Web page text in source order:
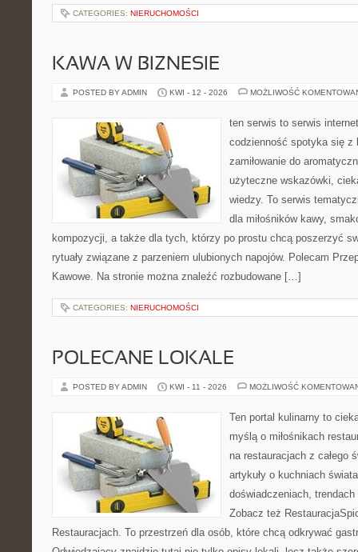
CATEGORIES: NIERUCHOMOŚCI
KAWA W BIZNESIE
POSTED BY ADMIN KWI - 12 - 2026 MOŻLIWOŚĆ
ten serwis to serwis
codzienność spotyka się z
zamiłowanie do
użyteczne wskazówki,
wiedzy. To serwis
dla miłośników kawy,
kompozycji, a także dla tych, którzy po prostu chcą poszerzyć
rytuały związane z parzeniem ulubionych napojów. Polecam
Kawowe. Na stronie można znaleźć rozbudowane […]
CATEGORIES: NIERUCHOMOŚCI
POLECANE LOKALE
POSTED BY ADMIN KWI - 11 - 2026 MOŻLIWOŚĆ
Ten portal kulinarny to
myślą o miłośnikach
na restauracjach z całego
artykuły o kuchniach
doświadczeniach,
Zobacz też
Restauracjach. To przestrzeń dla osób, które chcą odkrywać